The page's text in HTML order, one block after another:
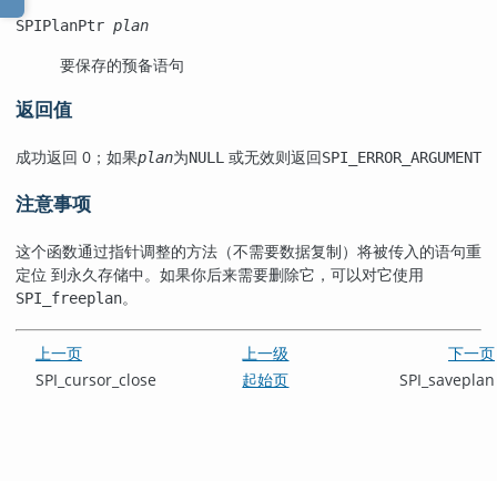
SPIPlanPtr plan
要保存的预备语句
返回值
成功返回 0；如果plan为NULL 或无效则返回SPI_ERROR_ARGUMENT
注意事项
这个函数通过指针调整的方法（不需要数据复制）将被传入的语句重
定位 到永久存储中。如果你后来需要删除它，可以对它使用
SPI_freeplan。
上一页 上一级
下一页
SPI_cursor_close
起始页 SPI_saveplan